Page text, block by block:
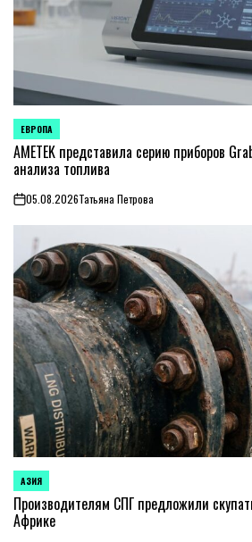
ОПУБЛИКОВАНО
В
ЕВРОПА
AMETEK представила серию приборов
анализа топлива
on05.08.2026Татьяна Петрова
ОПУБЛИКОВАНО
В
АЗИЯ
Производителям СПГ предложили
Африке